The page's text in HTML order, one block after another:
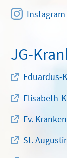
Instagram
JG-
Eduardus-
Elisabeth-
Ev.
St.